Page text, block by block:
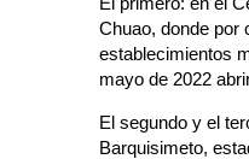
Chuao, donde por
establecimientos
mayo de 2022
El segundo y el
Barquisimeto,